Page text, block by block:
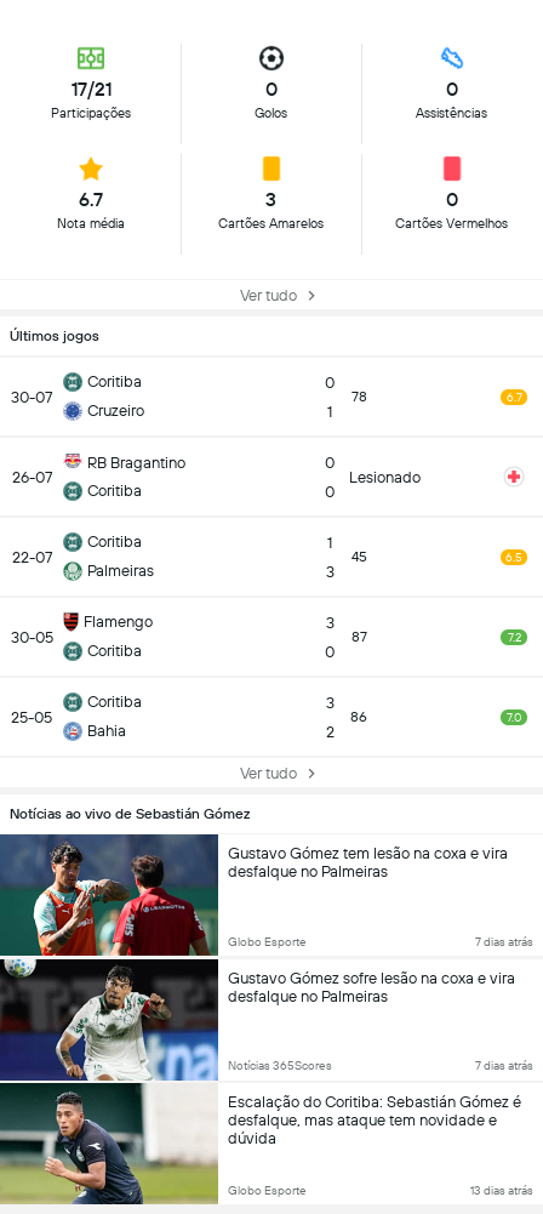
17/21
Participações
0
Golos
0
Assistências
6.7
Nota média
3
Cartões Amarelos
0
Cartões Vermelhos
Ver tudo
Últimos jogos
30-07
Coritiba
Cruzeiro
0
1
78 6.7
26-07
RB Bragantino
Coritiba
0
0
Lesionado
22-07
Coritiba
Palmeiras
1
3
45 6.5
30-05
Flamengo
Coritiba
3
0
87 7.2
25-05
Coritiba
Bahia
3
2
86 7.0
Ver tudo
Notícias ao vivo de Sebastián Gómez
Gustavo Gómez tem lesão na coxa e vira
desfalque no Palmeiras
Globo Esporte 7 dias atrás
Gustavo Gómez sofre lesão na coxa e vira
desfalque no Palmeiras
Notícias 365Scores 7 dias atrás
Escalação do Coritiba: Sebastián Gómez é
desfalque, mas ataque tem novidade e
dúvida
Globo Esporte 13 dias atrás